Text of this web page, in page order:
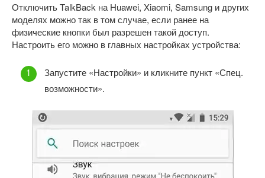
Отключить TalkBack на Huawei, Xiaomi, Samsung и других
моделях можно так в том случае, если ранее на
физические кнопки был разрешен такой доступ.
Настроить его можно в главных настройках устройства:
Запустите «Настройки» и кликните пункт «Спец.
возможности».